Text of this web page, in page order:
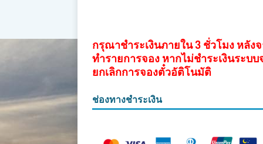
กรุณาชำระเงินภายใน 3 ชั่วโมง หลัง
ทำรายการจอง หากไม่ชำระเงินระบบ
ยกเลิกการจองตั๋วอัติโนมัติ
ช่องทางชำระเงิน